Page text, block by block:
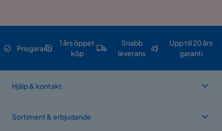
Prisgaranti
1 års öppet
köp
Snabb
leverans
Upp till 20 års
garanti
Hjälp & kontakt
Sortiment & erbjudande